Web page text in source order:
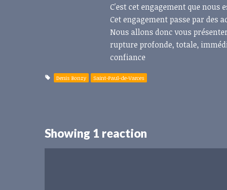
C'est cet engagement que nous
Cet engagement passe par des
Nous allons donc vous
rupture profonde, totale,
confiance
Denis Bonzy Saint-Paul-de-Varces
Showing 1 reaction